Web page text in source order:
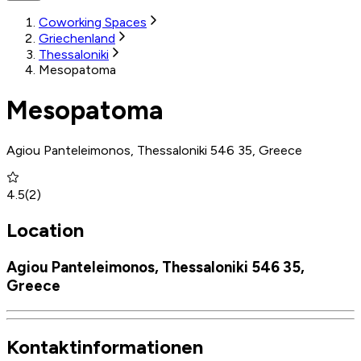
Coworking Spaces
Griechenland
Thessaloniki
Mesopatoma
Mesopatoma
Agiou Panteleimonos, Thessaloniki 546 35, Greece
4.5(2)
Location
Agiou Panteleimonos, Thessaloniki 546 35,
Greece
Kontaktinformationen